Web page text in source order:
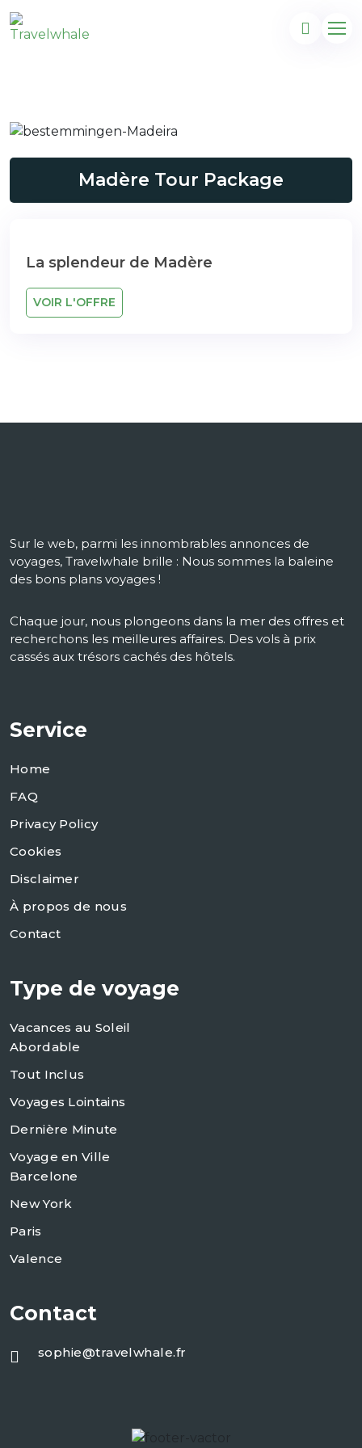
Madère Tour Package
La splendeur de Madère
VOIR L'OFFRE
Sur le web, parmi les innombrables annonces de
voyages, Travelwhale brille : Nous sommes la baleine
des bons plans voyages !
Chaque jour, nous plongeons dans la mer des offres et
recherchons les meilleures affaires. Des vols à prix
cassés aux trésors cachés des hôtels.
Service
Home
FAQ
Privacy Policy
Cookies
Disclaimer
À propos de nous
Contact
Type de voyage
Vacances au Soleil
Abordable
Tout Inclus
Voyages Lointains
Dernière Minute
Voyage en Ville
Barcelone
New York
Paris
Valence
Contact
sophie@travelwhale.fr